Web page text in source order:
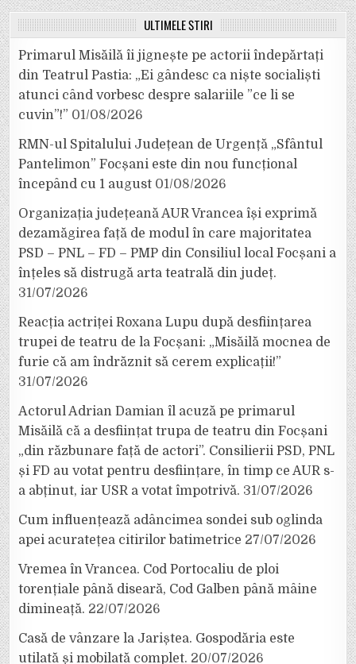
ULTIMELE ȘTIRI
Primarul Misăilă îi jignește pe actorii îndepărtați
din Teatrul Pastia: „Ei gândesc ca niște socialiști
atunci când vorbesc despre salariile ”ce li se
cuvin”!” 01/08/2026
RMN-ul Spitalului Județean de Urgență „Sfântul
Pantelimon” Focșani este din nou funcțional
începând cu 1 august 01/08/2026
Organizația județeană AUR Vrancea își exprimă
dezamăgirea față de modul în care majoritatea
PSD – PNL – FD – PMP din Consiliul local Focșani a
înțeles să distrugă arta teatrală din județ.
31/07/2026
Reacția actriței Roxana Lupu după desființarea
trupei de teatru de la Focșani: „Misăilă mocnea de
furie că am îndrăznit să cerem explicații!”
31/07/2026
Actorul Adrian Damian îl acuză pe primarul
Misăilă că a desființat trupa de teatru din Focșani
„din răzbunare față de actori”. Consilierii PSD, PNL
și FD au votat pentru desființare, în timp ce AUR s-
a abținut, iar USR a votat împotrivă. 31/07/2026
Cum influențează adâncimea sondei sub oglinda
apei acuratețea citirilor batimetrice 27/07/2026
Vremea în Vrancea. Cod Portocaliu de ploi
torențiale până diseară, Cod Galben până mâine
dimineață. 22/07/2026
Casă de vânzare la Jariștea. Gospodăria este
utilată și mobilată complet. 20/07/2026